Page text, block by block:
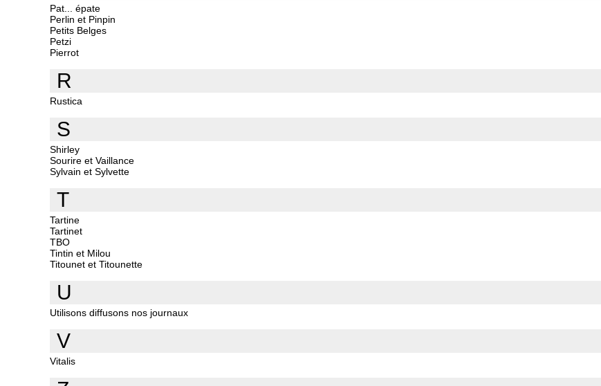
Pat... épate
Perlin et Pinpin
Petits Belges
Petzi
Pierrot
R
Rustica
S
Shirley
Sourire et Vaillance
Sylvain et Sylvette
T
Tartine
Tartinet
TBO
Tintin et Milou
Titounet et Titounette
U
Utilisons diffusons nos journaux
V
Vitalis